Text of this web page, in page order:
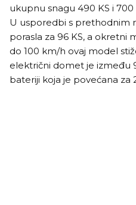
ukupnu snagu 490 KS i
U usporedbi s prethodnim
porasla za 96 KS, a okretni
do 100 km/h ovaj model
električni domet je između
bateriji koja je povećana za